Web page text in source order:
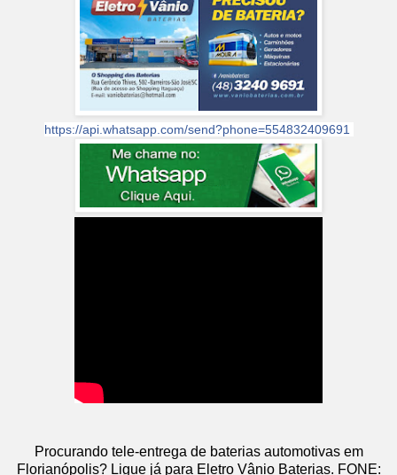
https://api.whatsapp.com/send?phone=554832409691
Procurando tele-entrega de baterias automotivas em
Florianópolis? Ligue já para Eletro Vânio Baterias. FONE: